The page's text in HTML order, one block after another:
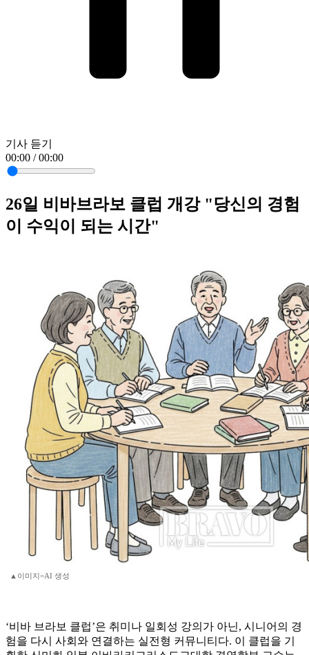
기사 듣기
00:00 / 00:00
26일 비바브라보 클럽 개강 "당신의 경험
이 수익이 되는 시간"
▲이미지=AI 생성
‘비바 브라보 클럽’은 취미나 일회성 강의가 아닌, 시니어의 경
험을 다시 사회와 연결하는 실전형 커뮤니티다. 이 클럽을 기